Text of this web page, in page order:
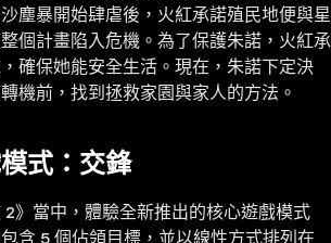
塵暴開始肆虐後，火紅承諾殖民地便與星
個計畫陷入危機。為了保護朱諾，火紅承
確保她能安全生活。現在，朱諾下定決
機前，找到拯救家園與家人的方法。
式：交鋒
》當中，體驗全新推出的核心遊戲模式
包含 5 個佔領目標，並以線性方式排列在